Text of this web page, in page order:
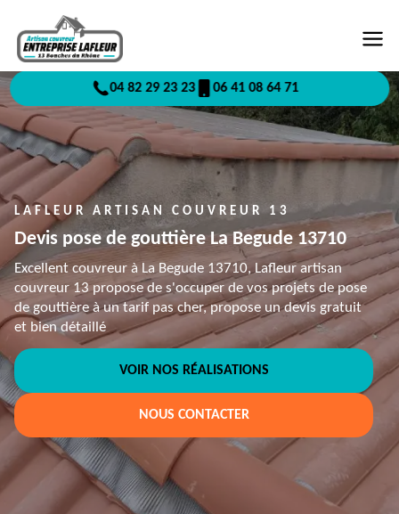
04 82 29 23 23 06 41 08 64 71
LAFLEUR ARTISAN COUVREUR 13
Devis pose de gouttière La Begude 13710
Excellent couvreur à La Begude 13710, Lafleur artisan
couvreur 13 propose de s'occuper de vos projets de pose
de gouttière à un tarif pas cher, propose un devis gratuit
et bien détaillé
VOIR NOS RÉALISATIONS
NOUS CONTACTER